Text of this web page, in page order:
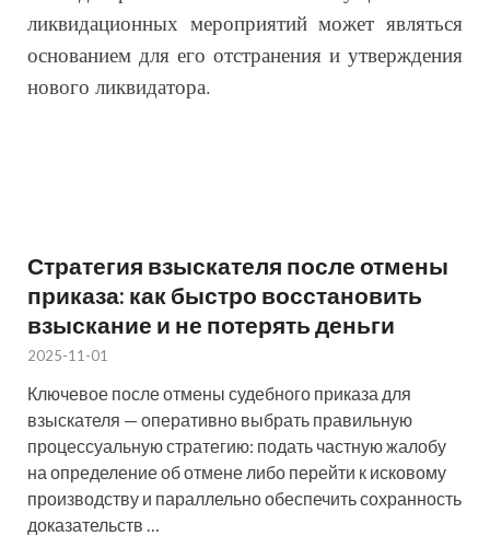
ликвидационных мероприятий может являться
основанием для его отстранения и утверждения
нового ликвидатора.
Стратегия взыскателя после отмены
приказа: как быстро восстановить
взыскание и не потерять деньги
2025-11-01
Ключевое после отмены судебного приказа для
взыскателя — оперативно выбрать правильную
процессуальную стратегию: подать частную жалобу
на определение об отмене либо перейти к исковому
производству и параллельно обеспечить сохранность
доказательств …